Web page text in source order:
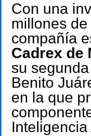
Con una
millones
compañía
Cadrex de
su
Benito
en la que